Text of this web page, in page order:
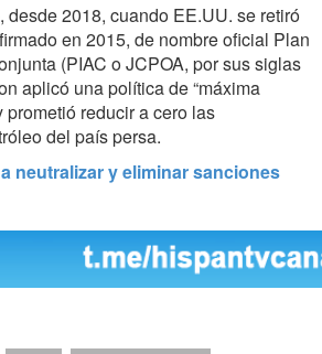
desde 2018, cuando EE.UU. se retiró
en 2015, de nombre oficial Plan
(PIAC o JCPOA, por sus siglas
aplicó una política de “máxima
prometió reducir a cero las
del país persa.
neutralizar y eliminar sanciones